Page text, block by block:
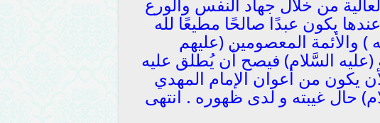
من خلال جهاد النفس والورع
عندها يكون عبدًا صالحًا مطيعًا لله
) والأئمة المعصومين (عليهم
(عليه السَّلام) فيصح أن يُطلق عليه
يكون من أعوان الإمام المهدي
حال غيبته و لدى ظهوره . انتهى